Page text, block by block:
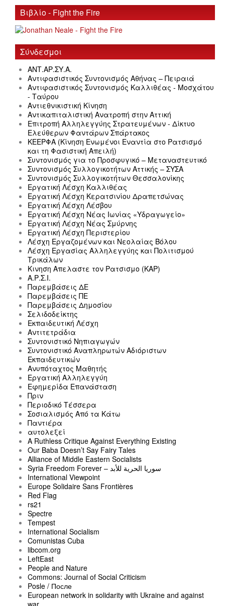
Βιβλίο - Fight the Fire
Σύνδεσμοι
ΑΝΤ.ΑΡ.ΣΥ.Α.
Αντιφασιστικός Συντονισμός Αθήνας – Πειραιά
Αντιφασιστικός Συντονισμός Καλλιθέας - Μοσχάτου
- Ταύρου
Αντιεθνικιστική Κίνηση
Αντικαπιταλιστική Ανατροπή στην Αττική
Επιτροπή Αλληλεγγύης Στρατευμένων - Δίκτυο
Ελεύθερων Φαντάρων Σπάρτακος
ΚΕΕΡΦΑ (Κίνηση Ενωμένοι Εναντία στο Ρατσισμό
και τη Φασιστική Απειλή)
Συντονισμός για το Προσφυγικό – Μεταναστευτικό
Συντονισμός Συλλογικοτήτων Αττικής – ΣΥΣΑ
Συντονισμός Συλλογικοτήτων Θεσσαλονίκης
Εργατική Λέσχη Καλλιθέας
Εργατική Λέσχη Κερατσινίου Δραπετσώνας
Εργατική Λέσχη Λέσβου
Εργατική Λέσχη Νέας Ιωνίας «Υδραγωγείο»
Εργατική Λέσχη Νέας Σμύρνης
Εργατική Λέσχη Περιστερίου
Λέσχη Εργαζομένων και Νεολαίας Βόλου
Λέσχη Εργασίας Αλληλεγγύης και Πολιτισμού
Τρικάλων
Κινηση Απελαστε τον Ρατσισμο (ΚΑΡ)
Α.Ρ.Σ.Ι.
Παρεμβάσεις ΔΕ
Παρεμβάσεις ΠΕ
Παρεμβάσεις Δημοσίου
Σελιδοδείκτης
Εκπαιδευτική Λέσχη
Αντιτετράδια
Συντονιστικό Νηπιαγωγών
Συντονιστικό Αναπληρωτών Αδιόριστων
Εκπαιδευτικών
Ανυπόταχτος Μαθητής
Εργατική Αλληλεγγύη
Εφημερίδα Επανάσταση
Πριν
Περιοδικό Τέσσερα
Σοσιαλισμός Από τα Κάτω
Παντιέρα
αυτολεξεί
A Ruthless Critique Against Everything Existing
Our Baba Doesn’t Say Fairy Tales
Alliance of Middle Eastern Socialists
Syria Freedom Forever – سوريا الحرية للأبد
International Viewpoint
Europe Solidaire Sans Frontières
Red Flag
rs21
Spectre
Tempest
International Socialism
Comunistas Cuba
libcom.org
LeftEast
People and Nature
Commons: Journal of Social Criticism
Posle / После
European network in solidarity with Ukraine and against
war